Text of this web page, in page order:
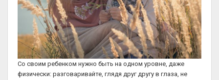
Со своим ребенком нужно быть на одном уровне, даже
физически: разговаривайте, глядя друг другу в глаза, не